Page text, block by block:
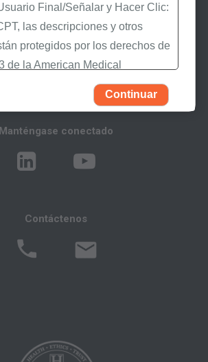
a eNews de
Coast para recibir las
noticias de
Manténgase conectado
Contáctenos
Final/Señalar y Hacer Clic:
las descripciones y otros
protegidos por los derechos de
de la American Medical
Todos los derechos
otra fecha de publicación de
y agentes están
utilizar CPT solamente como
de Cobertura Local (LCDs),
Médica Local (LMRPs),
Informativas,
Continuar